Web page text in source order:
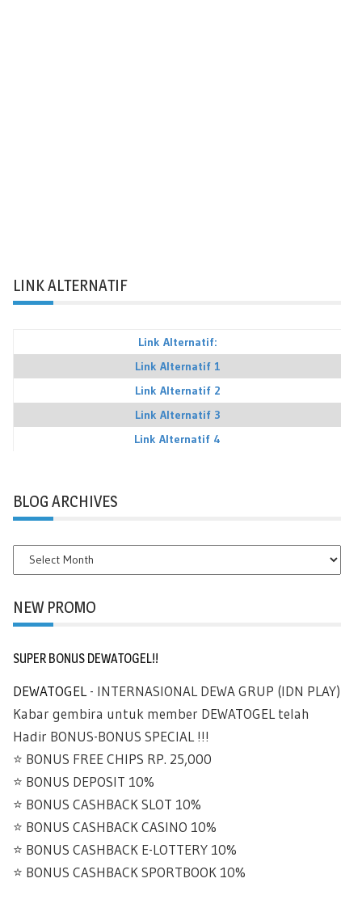
LINK ALTERNATIF
Link Alternatif:
Link Alternatif 1
Link Alternatif 2
Link Alternatif 3
Link Alternatif 4
BLOG ARCHIVES
BLOG
ARCHIVES
NEW PROMO
SUPER BONUS DEWATOGEL!!
DEWATOGEL- INTERNASIONAL DEWA GRUP (IDN PLAY)
Kabar gembira untuk member DEWATOGEL telah
Hadir BONUS-BONUS SPECIAL !!!
⭐️ BONUS FREE CHIPS RP. 25,000
⭐️ BONUS DEPOSIT 10%
⭐️ BONUS CASHBACK SLOT 10%
⭐️ BONUS CASHBACK CASINO 10%
⭐️ BONUS CASHBACK E-LOTTERY 10%
⭐️ BONUS CASHBACK SPORTBOOK 10%